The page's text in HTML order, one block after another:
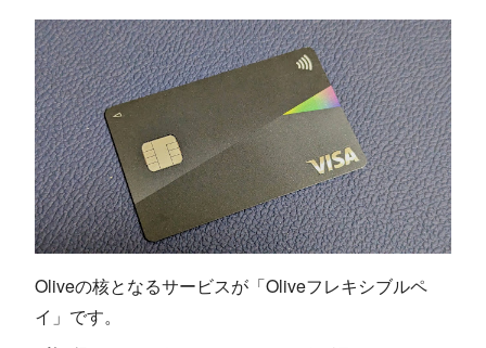
Oliveの核となるサービスが「Oliveフレキシブルペ
イ」です。